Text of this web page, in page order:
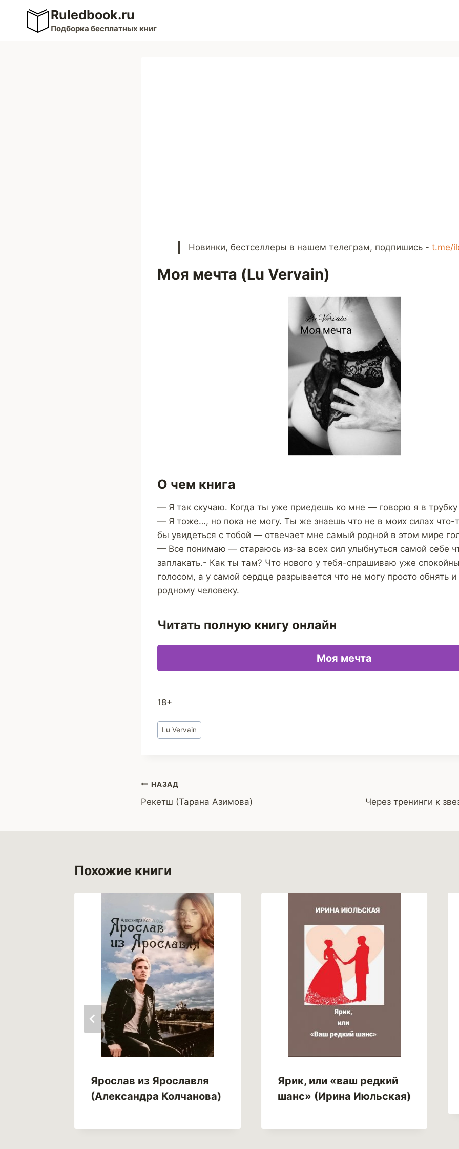
Перейти
содержимому
Ruledbook.ru
Подборка бесплатных книг
Новинки, бестселлеры в нашем телеграм, подпишись - t.me/
Моя мечта (Lu Vervain)
О чем книга
— Я так скучаю. Когда ты уже приедешь ко мне — говорю я в трубку
— Я тоже…, но пока не могу. Ты же знаешь что не в моих силах что-
бы увидеться с тобой — отвечает мне самый родной в этом мире
— Все понимаю — стараюсь из-за всех сил улыбнуться самой себе
заплакать.- Как ты там? Что нового у тебя-спрашиваю уже
голосом, а у самой сердце разрывается что не могу просто обнять
родному человеку.
Читать полную книгу онлайн
Моя мечта
18+
Метки
записи:
Lu Vervain
Навигация
по
НАЗАД
Рекетш (Тарана Азимова) Через тренинги к
Похожие книги
Ярослав из Ярославля
(Александра Колчанова)
Ярик, или «ваш редкий
шанс» (Ирина Июльская)